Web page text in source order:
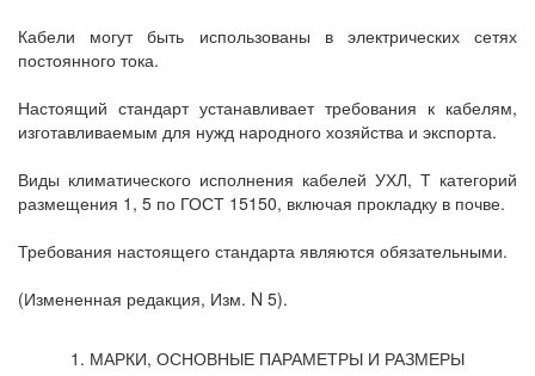
Кабели могут быть использованы в электрических сетях
постоянного тока.
Настоящий стандарт устанавливает требования к кабелям,
изготавливаемым для нужд народного хозяйства и экспорта.
Виды климатического исполнения кабелей УХЛ, Т категорий
размещения 1, 5 по ГОСТ 15150, включая прокладку в почве.
Требования настоящего стандарта являются обязательными.
(Измененная редакция, Изм. N 5).
1. МАРКИ, ОСНОВНЫЕ ПАРАМЕТРЫ И РАЗМЕРЫ